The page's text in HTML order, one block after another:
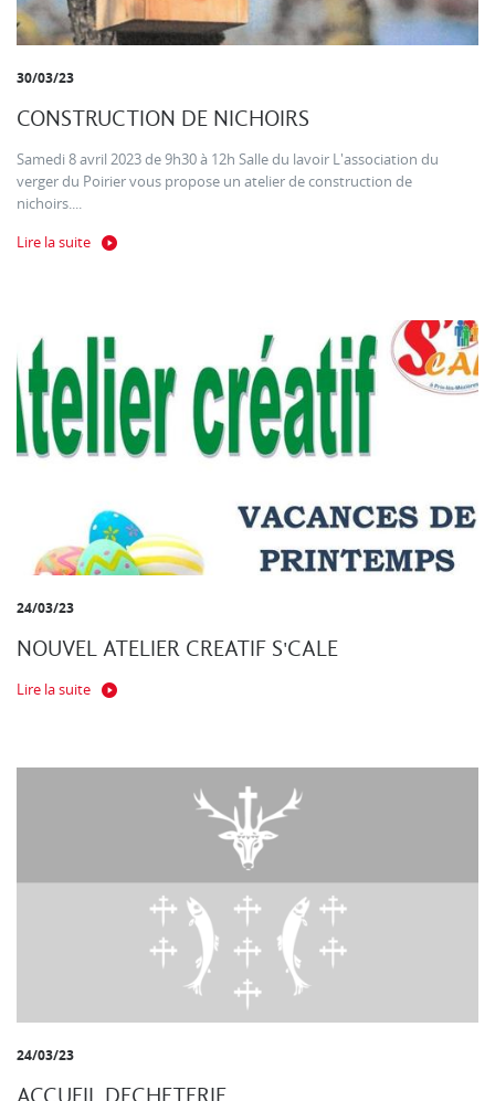
30/03/23
CONSTRUCTION DE NICHOIRS
Samedi 8 avril 2023 de 9h30 à 12h Salle du lavoir L'association du
verger du Poirier vous propose un atelier de construction de
nichoirs....
Lire la suite
24/03/23
NOUVEL ATELIER CREATIF S'CALE
Lire la suite
24/03/23